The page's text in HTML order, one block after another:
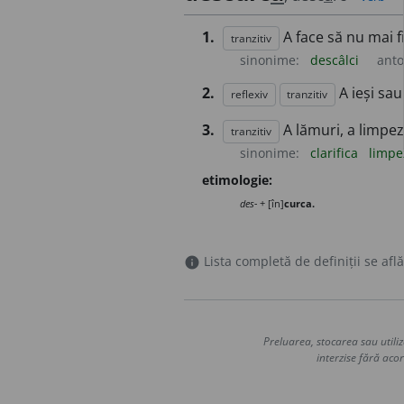
1. tranzitiv A face să nu mai
sinonime: descâlci
2. reflexiv tranzitiv
A ieși
3.
tranzitiv A lămuri, a
sinonime: clarifica
etimologie:
des- + [în]curca.
info Lista completă de definiții se
Preluarea, stocarea sau
interzise fără